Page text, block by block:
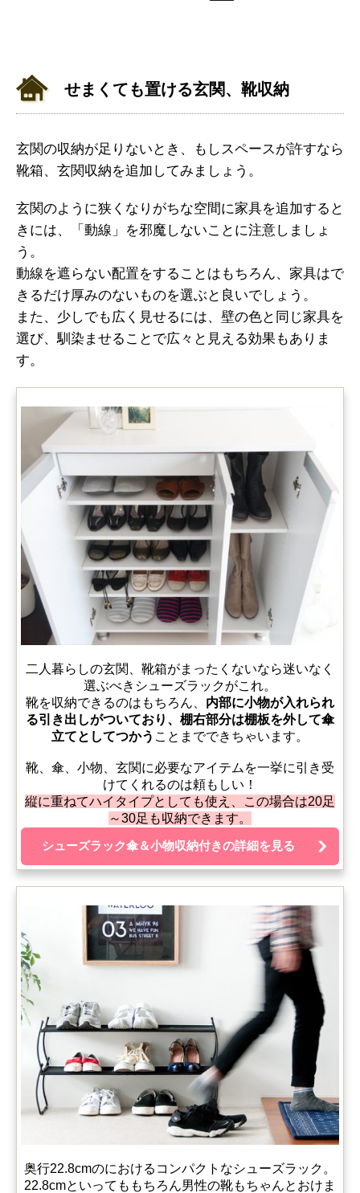
せまくても置ける玄関、靴収納
玄関の収納が足りないとき、もしスペースが許すなら
靴箱、玄関収納を追加してみましょう。
玄関のように狭くなりがちな空間に家具を追加すると
きには、「動線」を邪魔しないことに注意しましょ
う。
動線を遮らない配置をすることはもちろん、家具はで
きるだけ厚みのないものを選ぶと良いでしょう。
また、少しでも広く見せるには、壁の色と同じ家具を
選び、馴染ませることで広々と見える効果もありま
す。
二人暮らしの玄関、靴箱がまったくないなら迷いなく
選ぶべきシューズラックがこれ。
靴を収納できるのはもちろん、 内部に小物が入れられ
る引き出しがついており、棚右部分は棚板を外して傘
立てとしてつかう ことまでできちゃいます。
靴、傘、小物、玄関に必要なアイテムを一挙に引き受
けてくれるのは頼もしい！
縦に重ねてハイタイプとしても使え、この場合は20足
～30足も収納できます。
シューズラック傘＆小物収納付きの詳細を見る
奥行22.8cmのにおけるコンパクトなシューズラック。
22.8cmといってももちろん男性の靴もちゃんとおけま